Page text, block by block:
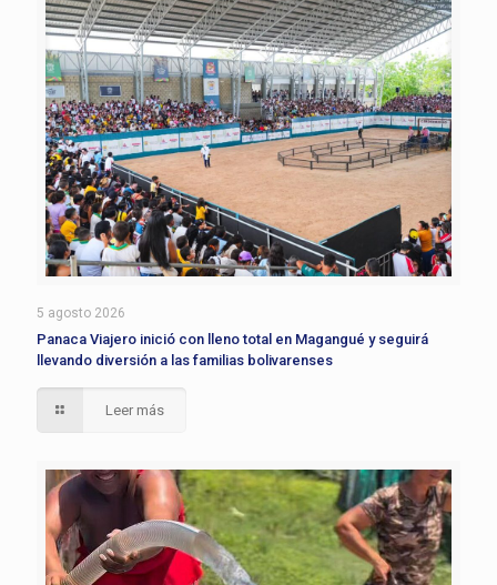
5 agosto 2026
Panaca Viajero inició con lleno total en Magangué y seguirá
llevando diversión a las familias bolivarenses
Leer más